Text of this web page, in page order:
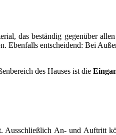
das beständig gegenüber
Ebenfalls entscheidend: Bei
des Hauses ist die
Ausschließlich An- und Auftritt